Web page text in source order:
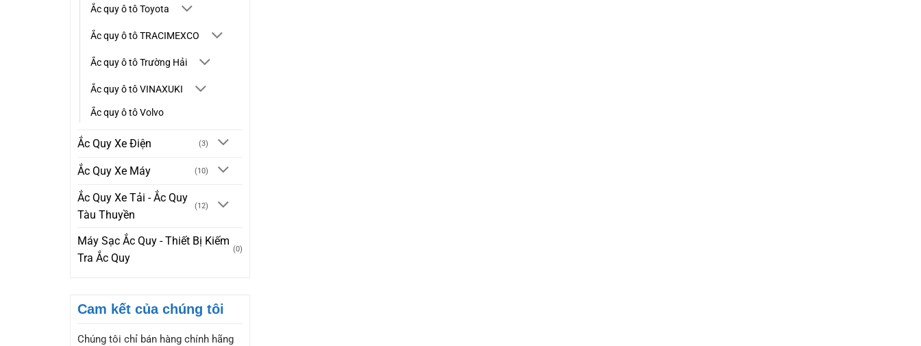
Ắc quy ô tô Toyota
Ắc quy ô tô TRACIMEXCO
Ắc quy ô tô Trường Hải
Ắc quy ô tô VINAXUKI
Ắc quy ô tô Volvo
Ắc Quy Xe Điện (3)
Ắc Quy Xe Máy (10)
Ắc Quy Xe Tải - Ắc Quy
Tàu Thuyền
(12)
Máy Sạc Ắc Quy - Thiết Bị Kiếm
Tra Ắc Quy
(0)
Cam kết của chúng tôi
Chúng tôi chỉ bán hàng chính hãng